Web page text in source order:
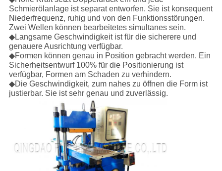
Schmierölanlage ist separat entworfen. Sie ist konsequent
Niederfrequenz, ruhig und von den Funktionsstörungen.
Zwei Wellen können bearbeitetes simultanes sein.
◆Langsame Geschwindigkeit ist für die sicherere und
genauere Ausrichtung verfügbar.
◆Formen können genau in Position gebracht werden. Ein
Sicherheitsentwurf 100% für die Positionierung ist
verfügbar, Formen am Schaden zu verhindern.
◆Die Geschwindigkeit, zum nahes zu öffnen die Form ist
justierbar. Sie ist sehr genau und zuverlässig.